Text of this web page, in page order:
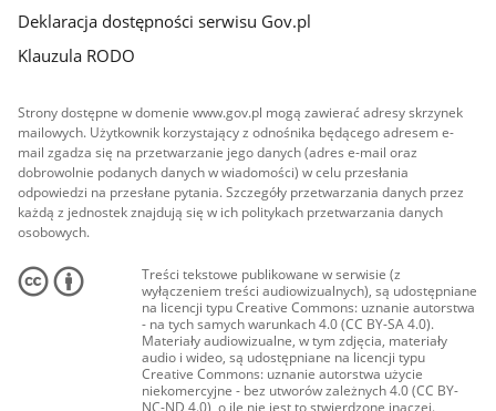
Deklaracja dostępności serwisu Gov.pl
Klauzula RODO
Strony dostępne w domenie www.gov.pl mogą zawierać adresy skrzynek
mailowych. Użytkownik korzystający z odnośnika będącego adresem e-
mail zgadza się na przetwarzanie jego danych (adres e-mail oraz
dobrowolnie podanych danych w wiadomości) w celu przesłania
odpowiedzi na przesłane pytania. Szczegóły przetwarzania danych przez
każdą z jednostek znajdują się w ich politykach przetwarzania danych
osobowych.
Treści tekstowe publikowane w serwisie (z
wyłączeniem treści audiowizualnych), są udostępniane
na licencji typu Creative Commons: uznanie autorstwa
- na tych samych warunkach 4.0 (CC BY-SA 4.0).
Materiały audiowizualne, w tym zdjęcia, materiały
audio i wideo, są udostępniane na licencji typu
Creative Commons: uznanie autorstwa użycie
niekomercyjne - bez utworów zależnych 4.0 (CC BY-
NC-ND 4.0), o ile nie jest to stwierdzone inaczej.